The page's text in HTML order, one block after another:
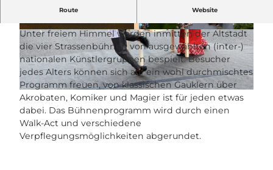
© Guidle.com
© Guidle.com © Guidle.com
Route Website
Ein Mix aus Attraktionen, Leidenschaft und
Lebensfreude
Unter freiem Himmel werden inmitten der Altstadt
die vier Strassenbühnen von ausgewählten (inter-)
nationalen Künstlergruppen bespielt. Besucher
jedes Alters können sich auf ein wohl durchmischtes
Programm freuen, von klassischen Gauklern über
Akrobaten, Komiker und Magier ist für jeden etwas
dabei. Das Bühnenprogramm wird durch einen
Walk-Act und verschiedene
Verpflegungsmöglichkeiten abgerundet.